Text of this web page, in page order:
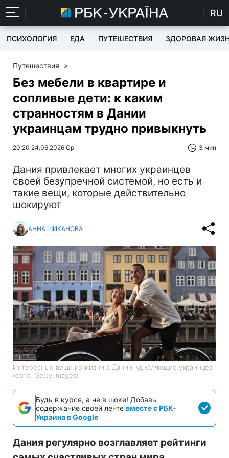
RU
ПСИХОЛОГИЯ ЕДА ПУТЕШЕСТВИЯ ЗДОРОВАЯ
Путешествия »
Без мебели в квартире и
сопливые дети: к каким
странностям в Дании
украинцам трудно привыкнуть
20:20 24.06.2026 Ср 3 мин
Дания привлекает многих украинцев
своей безупречной системой, но есть и
такие вещи, которые действительно
шокируют
АННА ШИКАНОВА
Интересные вещи из жизни в Дании, удивляющие украинцев
(фото: Getty Images)
Будь в курсе, а не в шоке! Добавь
содержание своей ленте вместе с РБК-
Украина в Google
Дания регулярно возглавляет рейтинги